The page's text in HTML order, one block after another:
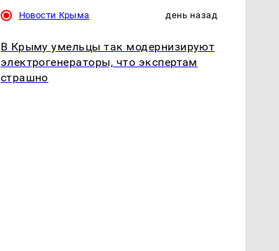
Новости Крыма день назад
В Крыму умельцы так модернизируют
электрогенераторы, что экспертам
страшно